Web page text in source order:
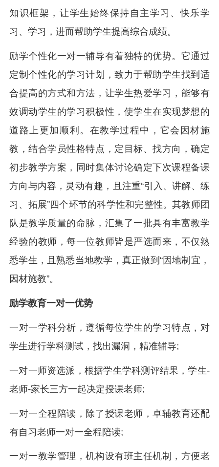
知识框架，让学生始终保持自主学习、快乐学
习、学习，进而帮助学生提高综合成绩。
励学个性化一对一辅导有着独特的优势。它通过
定制个性化的学习计划，致力于帮助学生找到适
合提高的方式和方法，让学生热爱学习，能够有
效调动学生的学习积极性，使学生在实现梦想的
道路上更加顺利。在教学过程中，它会因材施
教，结合学员性格特点，定目标、找方向，确定
初步教学方案，同时集体讨论确定下次课程备课
方向与内容，灵动有趣，且注重“引入、讲解、练
习、拓展”四个环节的科学性和完整性。其教师团
队是教学质量的命脉，汇集了一批具有丰富教学
经验的教师，每一位教师皆是严选而来，不仅熟
悉学生，且熟悉当地教学，真正做到“因地制宜，
因材施教”。
励学教育一对一优势
一对一学科分析，遵循每位学生的学习特点，对
学生进行学科测试，找出漏洞，精准辅导;
一对一师资选派，根据学生学科测评结果，学生-
老师-家长三方一起决定授课老师;
一对一全程陪读，除了授课老师，卓辅教育还配
有自习老师一对一全程陪读;
一对一教学管理，机构设有班主任机制，方便老